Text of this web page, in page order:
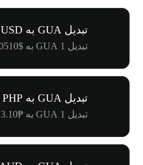
تبدیل GUA به USD
تبدیل 1 GUA به $0.0510
تبدیل GUA به PHP
تبدیل 1 GUA به ₱3.10